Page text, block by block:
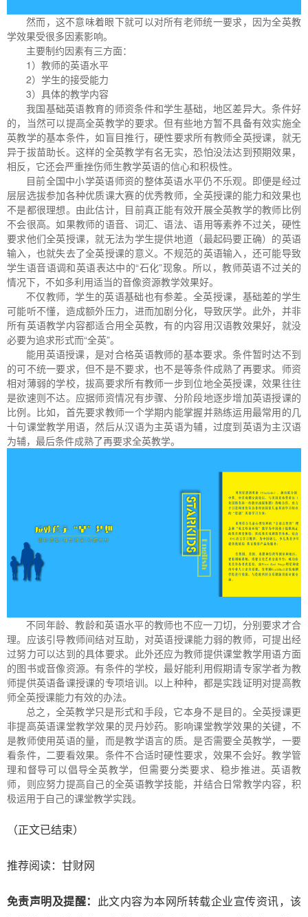
然而，这不意味着眼下就可以对所有老师统一要求，因为全英教
学效果受很多因素影响。
主要制约因素有三方面：
1）教师的英语水平
2）学生的接受能力
3）具体的教学内容
我国基础英语教育的师资条件和学生基础，地区差异大。条件好
的，当然可以提高全英教学的要求。但有些地方暂不具备有效实施全
英教学的基本条件，如盲目推行，硬性要求所有教师全英授课，就无
异于拔苗助长。这样的全英教学有名无实，恐怕没法达到预期效果，
相反，它还会严重挫伤师生教学英语的信心和积极性。
目前全国中小学英语师资的整体英语水平仍不乐观。即便是经过
层层选拔参加各种优质课大赛的优秀教师，全英授课的能力和效果也
不是都很理想。由此估计，目前真正能有效开展全英教学的教师比例
不会很高。如果教师的语音、词汇、语法、语用等素养不过关，硬性
要求他们全英授课，就无法为学生提供地道（最起码要正确）的英语
输入，也就失去了全英授课的意义。不规范的英语输入，还可能导致
学生语音语调和英语表达中的“石化”现象。所以，教师英语不过关的
情况下，不如多利用适当的音像资源教学效果好。
不仅教师，学生的英语基础也有参差。全英授课，基础差的学生
可能听不懂，造成额外压力，进而加剧分化，导致厌学。此外，并非
所有英语教学内容都适合用全英教，有的内容用汉语教效果好，就没
必要为追求形式而“全英”。
能用英语授课，是对合格英语教师的基本要求。条件暂时达不到
的可不统一要求，但不是不要求，也不是等条件成熟了再要求。师资
相对薄弱的学校，拔高要求所有教师一步到位地全英授课，效果往往
是欲速则不达。应据师资情况有步骤、分阶段地逐步增加英语授课的
比例。比如，首先要求教师一个学期内能掌握并熟练运用最常用的几
十句课堂教学用语，然后从汉语为主英语为辅，过度到英语为主汉语
为辅，最后条件成熟了再要求全英教学。
不同年龄、教龄和英语水平的教师也不应一刀切，分别要求才合
理。应该引导教师间结对互助，对英语授课能力弱的教师，可提出经
过努力可以达到的具体要求。此外还应为教师提供课堂教学用语方面
的图书或音像资源。有条件的学校，最好能利用假期请专家学者为教
师提供英语备课授课的专项培训。以上种种，都是实践证明对提高教
师全英授课能力有效的办法。
总之，全英教学只是形式和手段，它本身不是目的。全英授课更
非提高英语课堂教学效果的灵丹妙药。影响课堂教学效果的关键，不
是教师使用英语的量，而是教学语言的质。是否需要全英教学，一要
看条件，二要看效果。条件不合适时硬性要求，效果不会好。教学管
理和督导可以倡导全英教学，但需要分类要求、稳步推进。英语教
师，则应努力提高自己的全英语教学技能，并结合日常教学内容，积
极运用于自己的课堂教学实践。
（正文已结束）
推荐阅读： 甘财网
免责声明及提醒：
此文内容为本网所转载企业宣传资讯，该